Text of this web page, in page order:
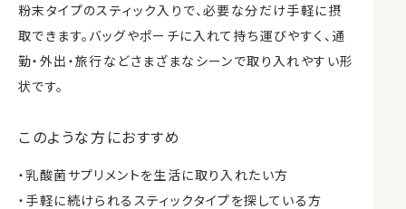
粉末タイプのスティック入りで、必要な分だけ手軽に摂
取できます。バッグやポーチに入れて持ち運びやすく、通
勤・外出・旅行などさまざまなシーンで取り入れやすい形
状です。
このような方におすすめ
・乳酸菌サプリメントを生活に取り入れたい方
・手軽に続けられるスティックタイプを探している方